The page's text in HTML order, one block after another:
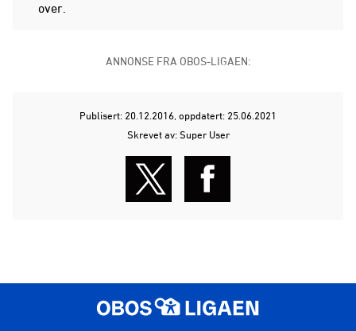
over.
ANNONSE FRA OBOS-LIGAEN:
Publisert: 20.12.2016 , oppdatert: 25.06.2021
Skrevet av: Super User